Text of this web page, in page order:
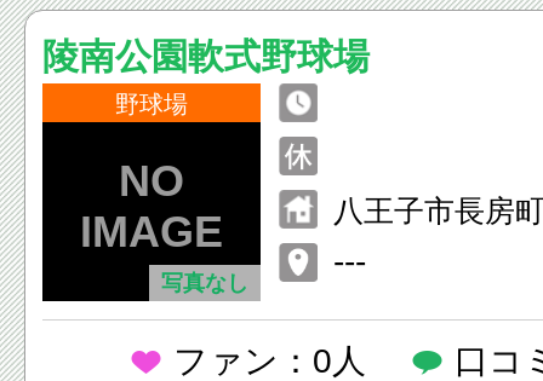
陵南公園軟式野球場
野球場
写真なし
八王子市長房
---
ファン：0人 口コ